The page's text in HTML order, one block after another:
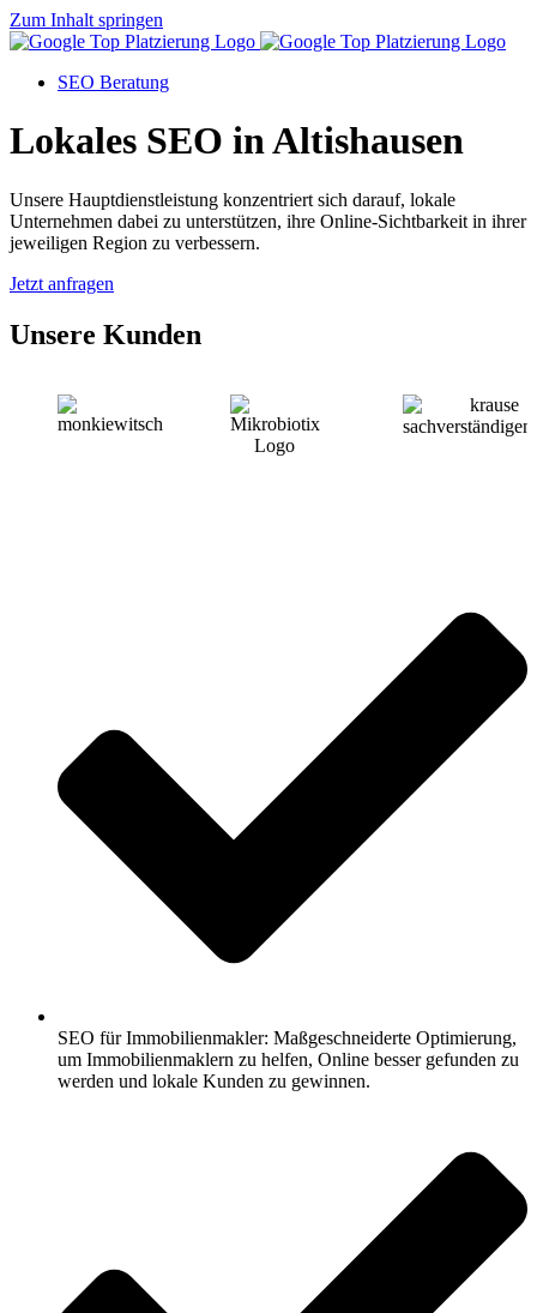
Zum Inhalt springen
SEO Beratung
Lokales SEO in Altishausen
Unsere Hauptdienstleistung konzentriert sich darauf, lokale
Unternehmen dabei zu unterstützen, ihre Online-Sichtbarkeit in ihrer
jeweiligen Region zu verbessern.
Jetzt anfragen
Unsere Kunden
SEO für Immobilienmakler: Maßgeschneiderte Optimierung,
um Immobilienmaklern zu helfen, Online besser gefunden zu
werden und lokale Kunden zu gewinnen.